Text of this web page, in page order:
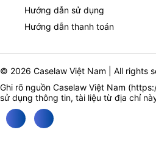
Hướng dẫn sử dụng
Hướng dẫn thanh toán
© 2026 Caselaw Việt Nam | All rights
Ghi rõ nguồn Caselaw Việt Nam (
sử dụng thông tin, tài liệu từ địa chỉ